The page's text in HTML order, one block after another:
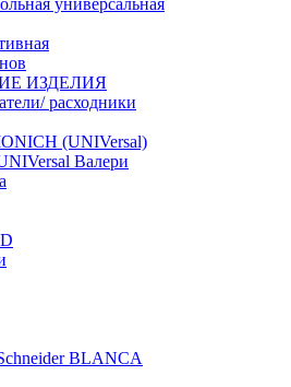
универсальная
ИЗДЕЛИЯ
расходники
(UNIVersal)
Валери
BLANCA